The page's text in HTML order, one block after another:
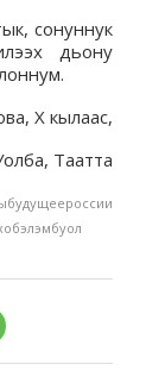
сонуннук
дьону
X кылаас,
Таатта